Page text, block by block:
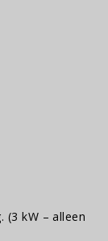
(3 kW – alleen